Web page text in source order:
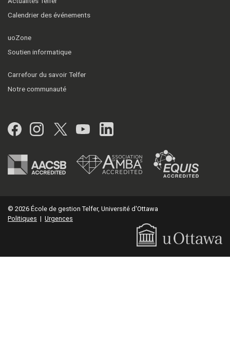
Calendrier des événements
uoZone
Soutien informatique
Carrefour du savoir Telfer
Notre communauté
Facebook
Instagram
Twitter
YouTubeLinkedIn
© 2026 École de gestion Telfer, Université d'Ottawa
Politiques | Urgences